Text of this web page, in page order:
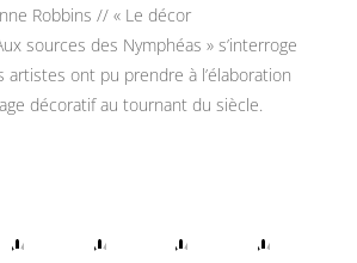
Robbins // « Le décor
sources des Nymphéas » s’interroge
artistes ont pu prendre à l’élaboration
décoratif au tournant du siècle.